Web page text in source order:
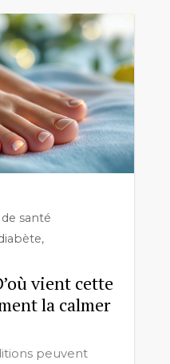
santé
,
vient cette
la calmer
peuvent